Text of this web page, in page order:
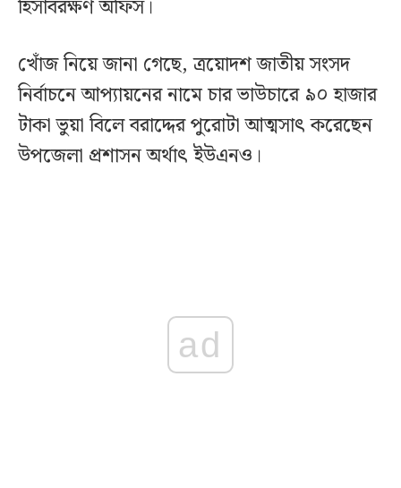
হিসাবরক্ষণ অফিস।
খোঁজ নিয়ে জানা গেছে, ত্রয়োদশ জাতীয় সংসদ
নির্বাচনে আপ্যায়নের নামে চার ভাউচারে ৯০ হাজার
টাকা ভুয়া বিলে বরাদ্দের পুরোটা আত্মসাৎ করেছেন
উপজেলা প্রশাসন অর্থাৎ ইউএনও।
ad